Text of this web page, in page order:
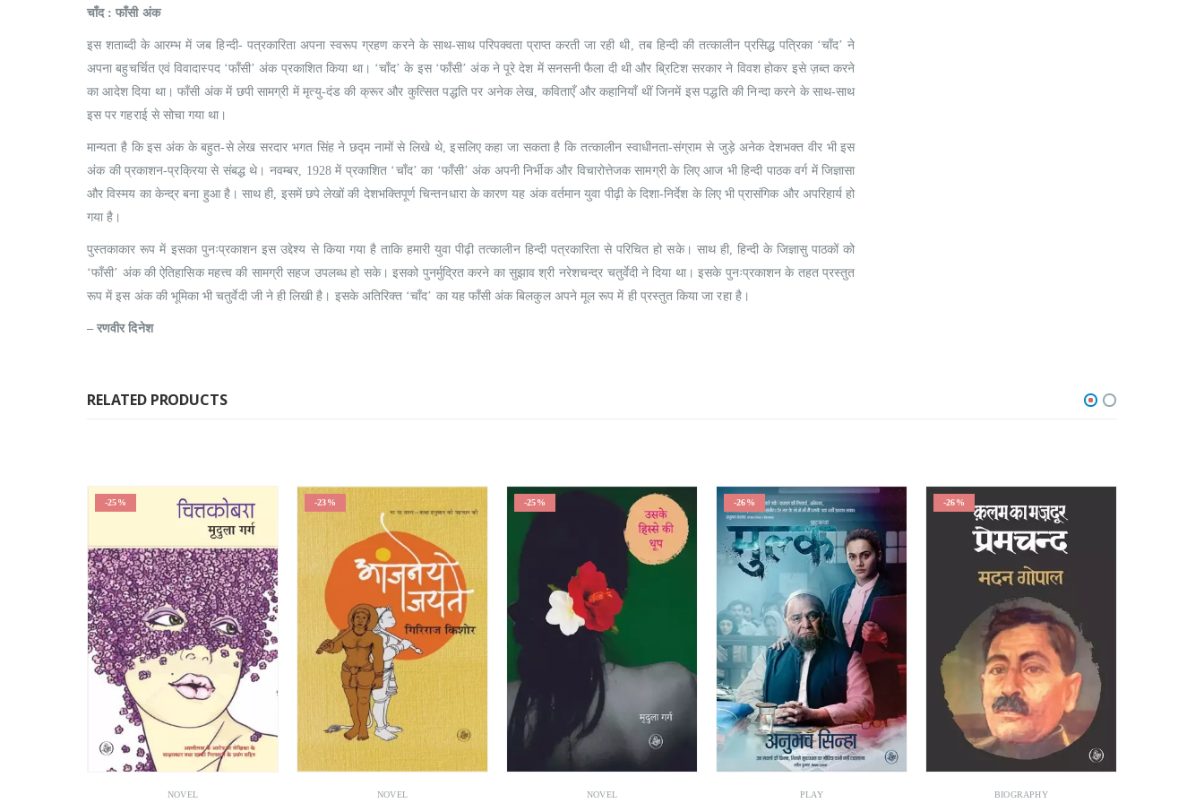
चाँद : फाँसी अंक
इस शताब्दी के आरम्भ में जब हिन्दी- पत्रकारिता अपना स्वरूप ग्रहण करने के साथ-साथ परिपक्वता प्राप्त करती जा रही थी, तब हिन्दी की तत्कालीन प्रसिद्ध पत्रिका ‘चाँद’ ने
अपना बहुचर्चित एवं विवादास्पद ‘फाँसी’ अंक प्रकाशित किया था। ‘चाँद’ के इस ‘फाँसी’ अंक ने पूरे देश में सनसनी फैला दी थी और ब्रिटिश सरकार ने विवश होकर इसे ज़ब्त करने
का आदेश दिया था। फाँसी अंक में छपी सामग्री में मृत्यु-दंड की क्रूर और कुत्सित पद्धति पर अनेक लेख, कविताएँ और कहानियाँ थीं जिनमें इस पद्धति की निन्दा करने के साथ-साथ
इस पर गहराई से सोचा गया था।
मान्यता है कि इस अंक के बहुत-से लेख सरदार भगत सिंह ने छद्म नामों से लिखे थे, इसलिए कहा जा सकता है कि तत्कालीन स्वाधीनता-संग्राम से जुड़े अनेक देशभक्त वीर भी इस
अंक की प्रकाशन-प्रक्रिया से संबद्ध थे। नवम्बर, 1928 में प्रकाशित ‘चाँद’ का ‘फाँसी’ अंक अपनी निर्भीक और विचारोत्तेजक सामग्री के लिए आज भी हिन्दी पाठक वर्ग में जिज्ञासा
और विस्मय का केन्द्र बना हुआ है। साथ ही, इसमें छपे लेखों की देशभक्तिपूर्ण चिन्तनधारा के कारण यह अंक वर्तमान युवा पीढ़ी के दिशा-निर्देश के लिए भी प्रासंगिक और अपरिहार्य हो
गया है।
पुस्तकाकार रूप में इसका पुनःप्रकाशन इस उद्देश्य से किया गया है ताकि हमारी युवा पीढ़ी तत्कालीन हिन्दी पत्रकारिता से परिचित हो सके। साथ ही, हिन्दी के जिज्ञासु पाठकों को
‘फाँसी’ अंक की ऐतिहासिक महत्त्व की सामग्री सहज उपलब्ध हो सके। इसको पुनर्मुद्रित करने का सुझाव श्री नरेशचन्द्र चतुर्वेदी ने दिया था। इसके पुनःप्रकाशन के तहत प्रस्तुत
रूप में इस अंक की भूमिका भी चतुर्वेदी जी ने ही लिखी है। इसके अतिरिक्त ‘चाँद’ का यह फाँसी अंक बिलकुल अपने मूल रूप में ही प्रस्तुत किया जा रहा है।
– रणवीर दिनेश
RELATED PRODUCTS
-23%
NOVEL
-25%
NOVEL
-26%
PLAY
-26%
BIOGRAPHY
-26%
THOUGHT